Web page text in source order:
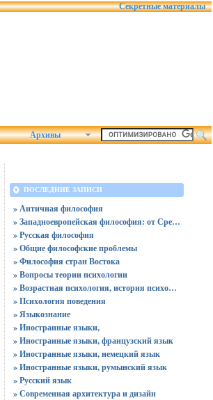
Секретные материалы
Архивы
ПОСЛЕДНИЕ ЗАПИСИ
» Античная философия
» Западноевропейская философия: от Средних веков до нашего времени
» Русская философия
» Общие философские проблемы
» Философия стран Востока
» Вопросы теории психологии
» Возрастная психология, история психологии
» Психология поведения
» Языкознание
» Иностранные языки,
» Иностранные языки, французский язык
» Иностранные языки, немецкий язык
» Иностранные языки, румынский язык
» Русский язык
» Современная архитектура и дизайн